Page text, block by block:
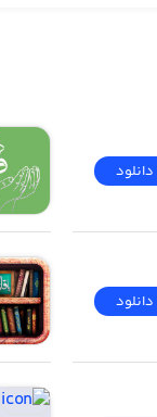
دانلود
دانلود